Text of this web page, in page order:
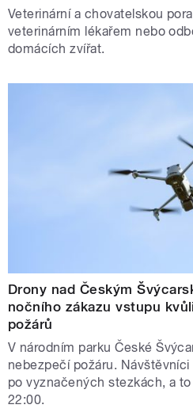
Veterinární a chovatelskou
veterinárním lékařem nebo
domácích zvířat.
Drony nad Českým
nočního zákazu vstupu
požárů
V národním parku České
nebezpečí požáru.
po vyznačených stezkách, a
22:00.